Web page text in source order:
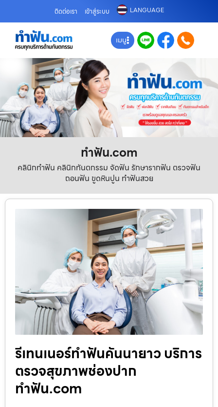
ติดต่อเรา เข้าสู่ระบบ LANGUAGE
เมนู
ทําฟัน.com
คลินิกทำฟัน คลินิกทันตกรรม จัดฟัน รักษารากฟัน ตรวจฟัน
ถอนฟัน ขูดหินปูน ทำฟันสวย
รีเทนเนอร์ทำฟันคันนายาว บริการ
ตรวจสุขภาพช่องปาก
ทำฟัน.com